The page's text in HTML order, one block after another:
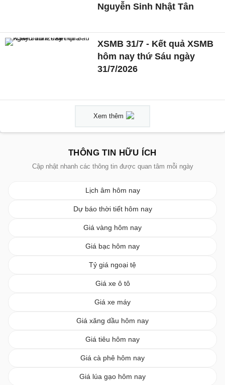
Nguyễn Sinh Nhật Tân
XSMB 31/7 - Kết quả XSMB
hôm nay thứ Sáu ngày
31/7/2026
Xem thêm
THÔNG TIN HỮU ÍCH
Cập nhật nhanh các thông tin được quan tâm mỗi ngày
Lịch âm hôm nay
Dự báo thời tiết hôm nay
Giá vàng hôm nay
Giá bạc hôm nay
Tỷ giá ngoại tệ
Giá xe ô tô
Giá xe máy
Giá xăng dầu hôm nay
Giá tiêu hôm nay
Giá cà phê hôm nay
Giá lúa gạo hôm nay